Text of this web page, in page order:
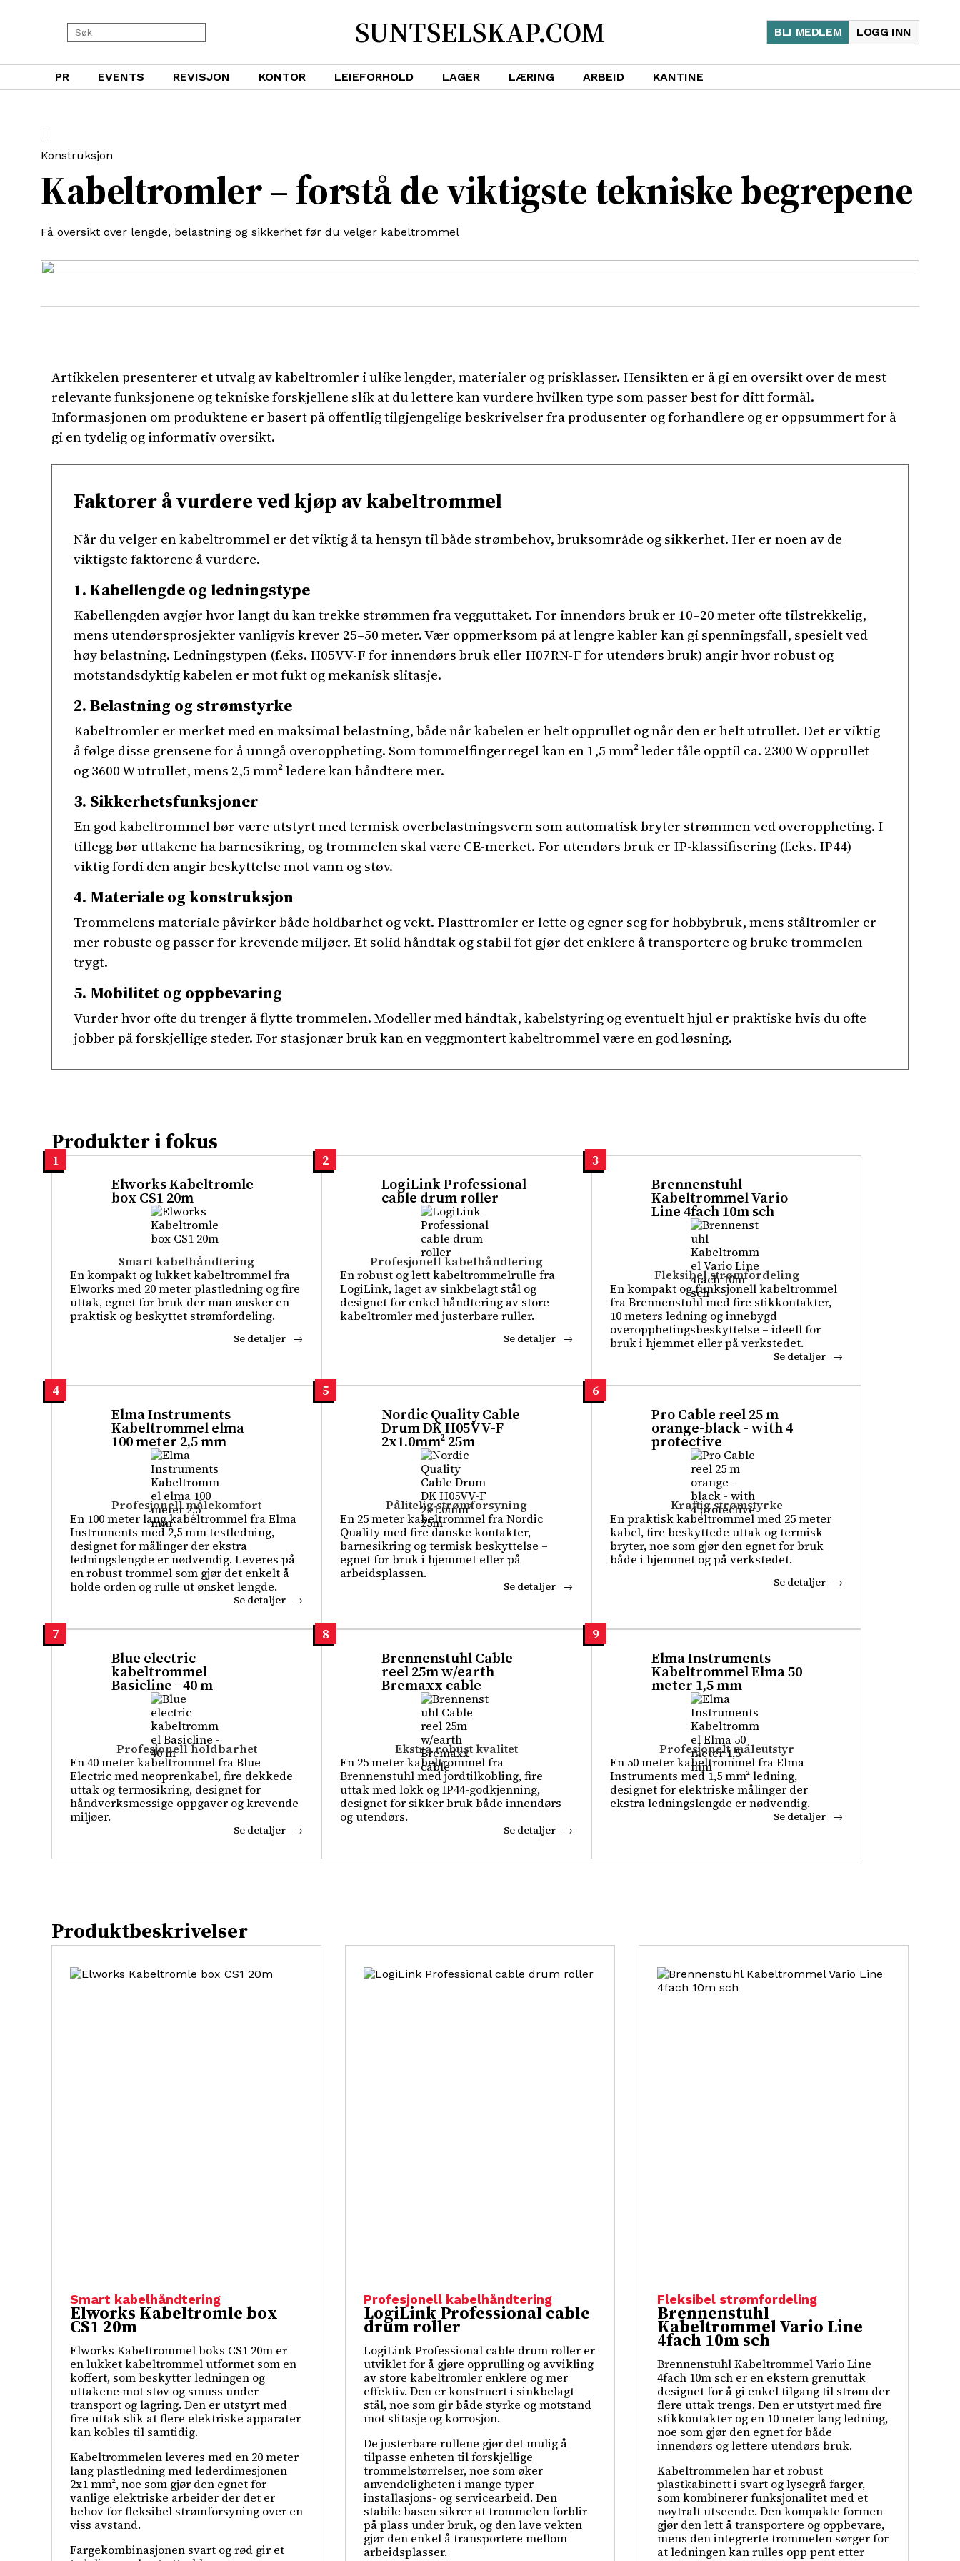
SUNTSELSKAP.COM LOGG INN
BLI MEDLEM
PR EVENTS REVISJON KONTOR LEIEFORHOLD LAGER LÆRING ARBEID KANTINE
Kabeltromler – forstå de viktigste tekniske begrepene
Få oversikt over lengde, belastning og sikkerhet før du velger kabeltrommel
Konstruksjon
Artikkelen presenterer et utvalg av kabeltromler i ulike lengder, materialer og prisklasser. Hensikten er å gi en oversikt over de mest
relevante funksjonene og tekniske forskjellene slik at du lettere kan vurdere hvilken type som passer best for ditt formål.
Informasjonen om produktene er basert på offentlig tilgjengelige beskrivelser fra produsenter og forhandlere og er oppsummert for å
gi en tydelig og informativ oversikt.
Faktorer å vurdere ved kjøp av kabeltrommel
Når du velger en kabeltrommel er det viktig å ta hensyn til både strømbehov, bruksområde og sikkerhet. Her er noen av de
viktigste faktorene å vurdere.
1. Kabellengde og ledningstype
Kabellengden avgjør hvor langt du kan trekke strømmen fra vegguttaket. For innendørs bruk er 10–20 meter ofte tilstrekkelig,
mens utendørsprosjekter vanligvis krever 25–50 meter. Vær oppmerksom på at lengre kabler kan gi spenningsfall, spesielt ved
høy belastning. Ledningstypen (f.eks. H05VV-F for innendørs bruk eller H07RN-F for utendørs bruk) angir hvor robust og
motstandsdyktig kabelen er mot fukt og mekanisk slitasje.
2. Belastning og strømstyrke
Kabeltromler er merket med en maksimal belastning, både når kabelen er helt opprullet og når den er helt utrullet. Det er viktig
å følge disse grensene for å unngå overoppheting. Som tommelfingerregel kan en 1,5 mm² leder tåle opptil ca. 2300 W opprullet
og 3600 W utrullet, mens 2,5 mm² ledere kan håndtere mer.
3. Sikkerhetsfunksjoner
En god kabeltrommel bør være utstyrt med termisk overbelastningsvern som automatisk bryter strømmen ved overoppheting. I
tillegg bør uttakene ha barnesikring, og trommelen skal være CE-merket. For utendørs bruk er IP-klassifisering (f.eks. IP44)
viktig fordi den angir beskyttelse mot vann og støv.
4. Materiale og konstruksjon
Trommelens materiale påvirker både holdbarhet og vekt. Plasttromler er lette og egner seg for hobbybruk, mens ståltromler er
mer robuste og passer for krevende miljøer. Et solid håndtak og stabil fot gjør det enklere å transportere og bruke trommelen
trygt.
5. Mobilitet og oppbevaring
Vurder hvor ofte du trenger å flytte trommelen. Modeller med håndtak, kabelstyring og eventuelt hjul er praktiske hvis du ofte
jobber på forskjellige steder. For stasjonær bruk kan en veggmontert kabeltrommel være en god løsning.
Produkter i fokus
1
Smart kabelhåndtering
Elworks Kabeltromle
box CS1 20m
En kompakt og lukket kabeltrommel fra
Elworks med 20 meter plastledning og fire
uttak, egnet for bruk der man ønsker en
praktisk og beskyttet strømfordeling.
Se detaljer
2
Profesjonell kabelhåndtering
LogiLink Professional
cable drum roller
En robust og lett kabeltrommelrulle fra
LogiLink, laget av sinkbelagt stål og
designet for enkel håndtering av store
kabeltromler med justerbare ruller.
Se detaljer
3
Fleksibel strømfordeling
Brennenstuhl
Kabeltrommel Vario
Line 4fach 10m sch
En kompakt og funksjonell kabeltrommel
fra Brennenstuhl med fire stikkontakter,
10 meters ledning og innebygd
overopphetingsbeskyttelse – ideell for
bruk i hjemmet eller på verkstedet.
Se detaljer
4
Profesjonell målekomfort
Elma Instruments
Kabeltrommel elma
100 meter 2,5 mm
En 100 meter lang kabeltrommel fra Elma
Instruments med 2,5 mm testledning,
designet for målinger der ekstra
ledningslengde er nødvendig. Leveres på
en robust trommel som gjør det enkelt å
holde orden og rulle ut ønsket lengde.
Se detaljer
5
Pålitelig strømforsyning
Nordic Quality Cable
Drum DK H05VV-F
2x1.0mm² 25m
En 25 meter kabeltrommel fra Nordic
Quality med fire danske kontakter,
barnesikring og termisk beskyttelse –
egnet for bruk i hjemmet eller på
arbeidsplassen.
Se detaljer
6
Kraftig strømstyrke
Pro Cable reel 25 m
orange-black - with 4
protective
En praktisk kabeltrommel med 25 meter
kabel, fire beskyttede uttak og termisk
bryter, noe som gjør den egnet for bruk
både i hjemmet og på verkstedet.
Se detaljer
7
Profesjonell holdbarhet
Blue electric
kabeltrommel
Basicline - 40 m
En 40 meter kabeltrommel fra Blue
Electric med neoprenkabel, fire dekkede
uttak og termosikring, designet for
håndverksmessige oppgaver og krevende
miljøer.
Se detaljer
8
Ekstra robust kvalitet
Brennenstuhl Cable
reel 25m w/earth
Bremaxx cable
En 25 meter kabeltrommel fra
Brennenstuhl med jordtilkobling, fire
uttak med lokk og IP44-godkjenning,
designet for sikker bruk både innendørs
og utendørs.
Se detaljer
9
Profesjonelt måleutstyr
Elma Instruments
Kabeltrommel Elma 50
meter 1,5 mm
En 50 meter kabeltrommel fra Elma
Instruments med 1,5 mm² ledning,
designet for elektriske målinger der
ekstra ledningslengde er nødvendig.
Se detaljer
Produktbeskrivelser
Smart kabelhåndtering
Elworks Kabeltromle box
CS1 20m
Elworks Kabeltrommel boks CS1 20m er
en lukket kabeltrommel utformet som en
koffert, som beskytter ledningen og
uttakene mot støv og smuss under
transport og lagring. Den er utstyrt med
fire uttak slik at flere elektriske apparater
kan kobles til samtidig.
Kabeltrommelen leveres med en 20 meter
lang plastledning med lederdimesjonen
2x1 mm², noe som gjør den egnet for
vanlige elektriske arbeider der det er
behov for fleksibel strømforsyning over en
viss avstand.
Fargekombinasjonen svart og rød gir et
Profesjonell kabelhåndtering
LogiLink Professional cable
drum roller
LogiLink Professional cable drum roller er
utviklet for å gjøre opprulling og avvikling
av store kabeltromler enklere og mer
effektiv. Den er konstruert i sinkbelagt
stål, noe som gir både styrke og motstand
mot slitasje og korrosjon.
De justerbare rullene gjør det mulig å
tilpasse enheten til forskjellige
trommelstørrelser, noe som øker
anvendeligheten i mange typer
installasjons- og servicearbeid. Den
stabile basen sikrer at trommelen forblir
på plass under bruk, og den lave vekten
gjør den enkel å transportere mellom
arbeidsplasser.
Fleksibel strømfordeling
Brennenstuhl
Kabeltrommel Vario Line
4fach 10m sch
Brennenstuhl Kabeltrommel Vario Line
4fach 10m sch er en ekstern grenuttak
designet for å gi enkel tilgang til strøm der
flere uttak trengs. Den er utstyrt med fire
stikkontakter og en 10 meter lang ledning,
noe som gjør den egnet for både
innendørs og lettere utendørs bruk.
Kabeltrommelen har et robust
plastkabinett i svart og lysegrå farger,
som kombinerer funksjonalitet med et
nøytralt utseende. Den kompakte formen
gjør den lett å transportere og oppbevare,
mens den integrerte trommelen sørger for
at ledningen kan rulles opp pent etter